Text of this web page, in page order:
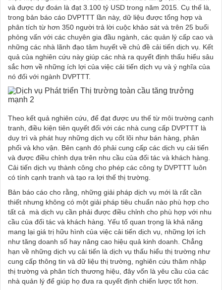
và được dự đoán là đạt 3.100 tỷ USD trong năm 2015. Cụ thể là,
trong bản báo cáo DVPTTT lần này, dữ liệu được tổng hợp và
phân tích từ hơn 350 người trả lời cuộc khảo sát và trên 25 buổi
phỏng vấn với các chuyên gia đầu ngành, các quản lý cấp cao và
những các nhà lãnh đạo tâm huyết về chủ đề cải tiến dịch vụ. Kết
quả của nghiên cứu này giúp các nhà ra quyết định thấu hiểu sâu
sắc hơn về những ích lợi của việc cải tiến dịch vụ và ý nghĩa của
nó đối với ngành DVPTTT.
Theo kết quả nghiên cứu, để đạt được ưu thế từ môi trường cạnh
tranh, điều kiện tiên quyết đối với các nhà cung cấp DVPTTT là
duy trì và phát huy những dịch vụ cốt lõi như bán hàng, phân
phối và kho vận. Bên cạnh đó phải cung cấp các dịch vụ cải tiến
và được điều chỉnh dựa trên nhu cầu của đối tác và khách hàng.
Cải tiến dịch vụ thành công cho phép các công ty DVPTTT luôn
có tính cạnh tranh và tạo ra lợi thế thị trường.
Bản báo cáo cho rằng, những giải pháp dịch vụ mới là rất cần
thiết nhưng không có một giải pháp tiêu chuẩn nào phù hợp cho
tất cả mà dịch vụ cần phải được điều chỉnh cho phù hợp với nhu
cầu của đối tác và khách hàng. Yếu tố quan trọng là khả năng
mang lại giá trị hữu hình của việc cải tiến dịch vụ, những lợi ích
như tăng doanh số hay nâng cao hiệu quả kinh doanh. Chẳng
hạn về những dịch vụ cải tiến là dịch vụ thấu hiểu thị trường như
cung cấp thông tin và dữ liệu thị trường, nghiên cứu thâm nhập
thị trường và phân tích thương hiệu, đây vốn là yêu cầu của các
nhà quản lý để giúp họ đưa ra quyết định chiến lược tốt hơn.